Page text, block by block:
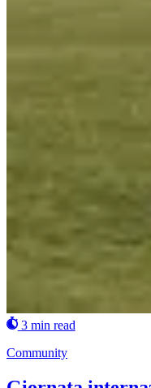
3 min read
Community